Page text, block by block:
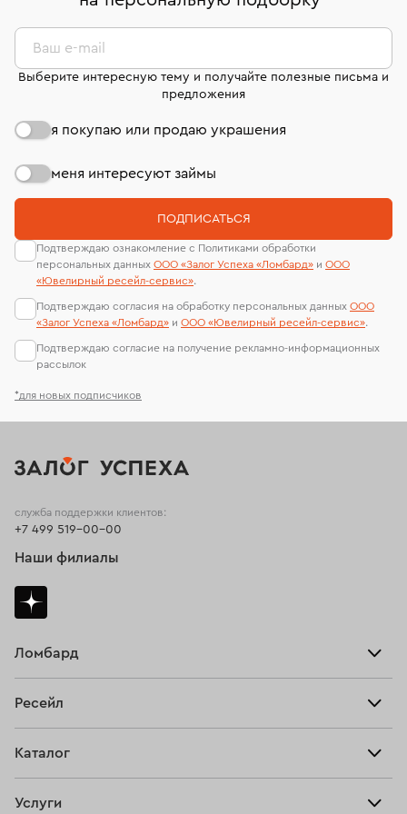
дней на возврат. Детальные условия возврата
комиссионных украшений и часов смотрите на
странице«Возврат украшений»
сертификаты МГУ и других геммологических
лабораторий
*для новых подписчиков
Ваш e-mail
Выберите интересную тему и получайте полезные письма и
предложения
я покупаю или продаю украшения
меня интересуют займы
ПОДПИСАТЬСЯ
Подтверждаю ознакомление с Политиками обработки
персональных данных ООО «Залог Успеха «Ломбард» и ООО
«Ювелирный ресейл-сервиc».
Подтверждаю согласия на обработку персональных данных ООО
«Залог Успеха «Ломбард» и ООО «Ювелирный ресейл-сервиc».
Подтверждаю согласие на получение рекламно-информационных
рассылок
Ломбард
Тарифы
Ресейл
Купить
Каталог
Услуги
служба поддержки клиентов:
+7 499 519-00-00
Наши филиалы